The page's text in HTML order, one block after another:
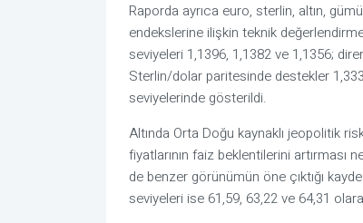
Raporda ayrıca euro, sterlin, altın,
endekslerine ilişkin teknik
seviyeleri 1,1396, 1,1382 ve 1,1356;
Sterlin/dolar paritesinde destekler
seviyelerinde gösterildi.
Altında Orta Doğu kaynaklı jeopolitik
fiyatlarının faiz beklentilerini
de benzer görünümün öne çıktığı
seviyeleri ise 61,59, 63,22 ve 64,31